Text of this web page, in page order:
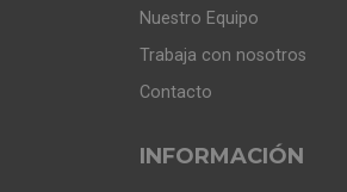
Nuestro Equipo
Trabaja con nosotros
Contacto
INFORMACIÓN